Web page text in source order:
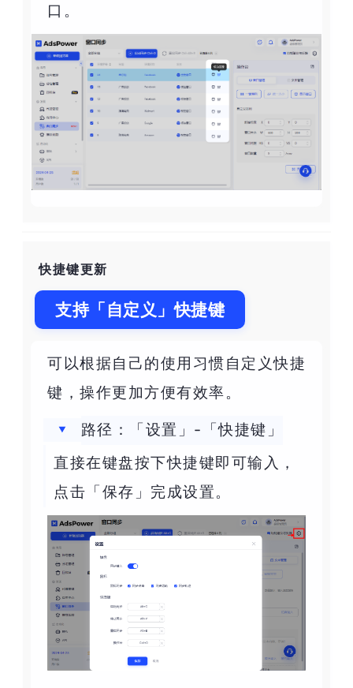
口。
快捷键更新
支持「自定义」快捷键
可以根据自己的使用习惯自定义快捷
键，操作更加方便有效率。
路径：「设置」-「快捷键」
直接在键盘按下快捷键即可输入，
点击「保存」完成设置。